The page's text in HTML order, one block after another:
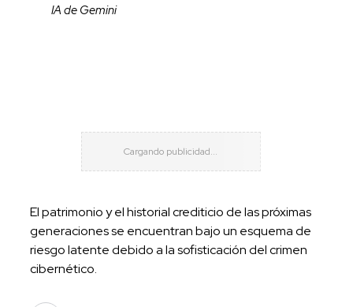
IA de Gemini
El patrimonio y el historial crediticio de las próximas
generaciones se encuentran bajo un esquema de
riesgo latente debido a la sofisticación del crimen
cibernético.